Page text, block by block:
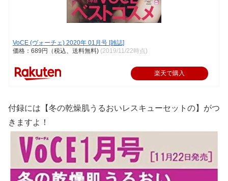
VoCE (ヴォーチェ) 2020年 01月号 [雑誌]
価格：689円（税込、送料無料) (2019/11/22時点)
楽天で購入
付録には【冬の乾燥肌うるおいレスキューセットの】がつ
きますよ！